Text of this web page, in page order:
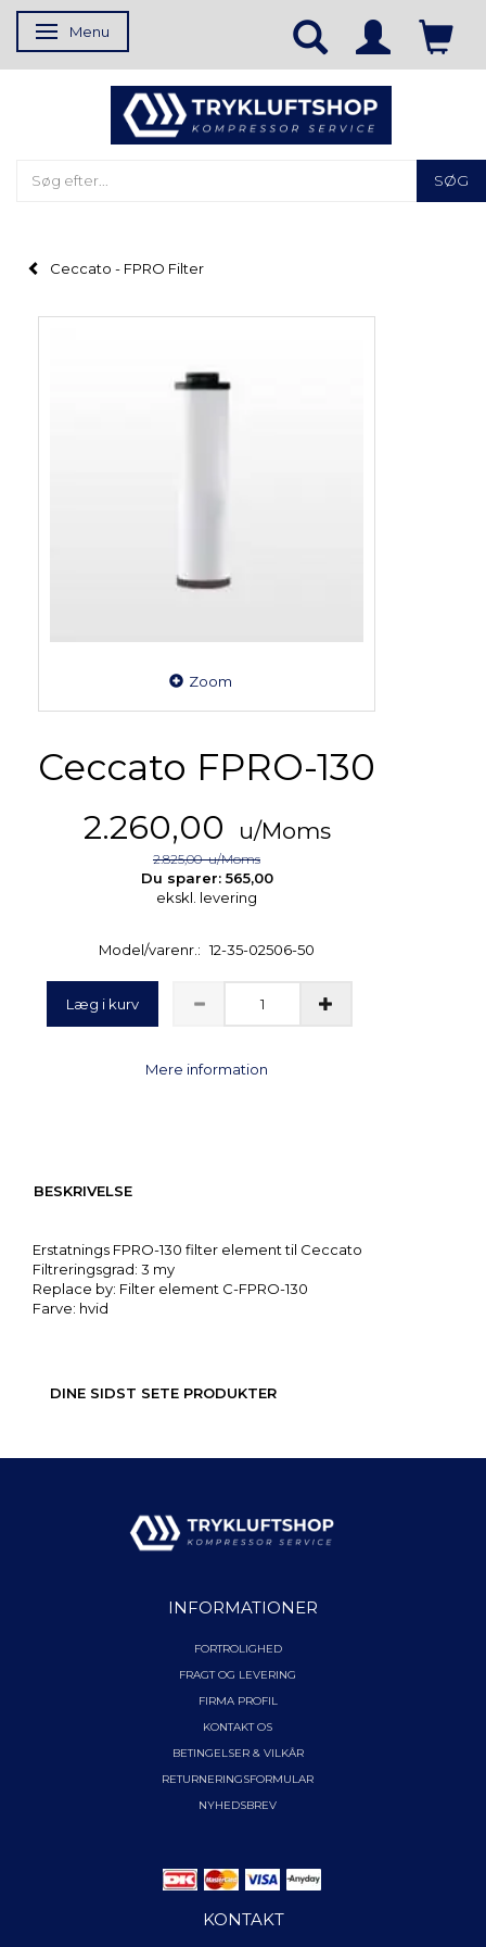
Skifte navigation
Menu
SØG
Ceccato - FPRO Filter
Zoom
Ceccato FPRO-130
2.260,00 u/Moms
2.825,00u/Moms
Du sparer:565,00
ekskl. levering
Model/varenr.: 12-35-02506-50
Læg i kurv
Mere information
BESKRIVELSE
Erstatnings FPRO-130 filter element til Ceccato
Filtreringsgrad: 3 my
Replace by: Filter element C-FPRO-130
Farve: hvid
DINE SIDST SETE PRODUKTER
INFORMATIONER
FORTROLIGHED
FRAGT OG LEVERING
FIRMA PROFIL
KONTAKT OS
BETINGELSER & VILKÅR
RETURNERINGSFORMULAR
NYHEDSBREV
KONTAKT